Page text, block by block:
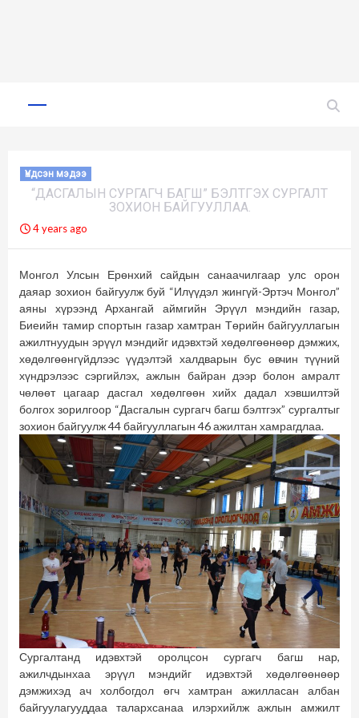
Primary
Үндсэн мэдээ
“ДАСГАЛЫН СУРГАГЧ БАГШ” БЭЛТГЭХ СУРГАЛТ
ЗОХИОН БАЙГУУЛЛАА.
4 years ago
Монгол Улсын Ерөнхий сайдын санаачилгаар улс орон
даяар зохион байгуулж буй “Илүүдэл жингүй-Эртэч Монгол”
аяны хүрээнд Архангай аймгийн Эрүүл мэндийн газар,
Биеийн тамир спортын газар хамтран Төрийн байгууллагын
ажилтнуудын эрүүл мэндийг идэвхтэй хөдөлгөөнөөр дэмжих,
хөдөлгөөнгүйдлээс үүдэлтэй халдварын бус өвчин түүний
хүндрэлээс сэргийлэх, ажлын байран дээр болон амралт
чөлөөт цагаар дасгал хөдөлгөөн хийх дадал хэвшилтэй
болгох зорилгоор “Дасгалын сургагч багш бэлтгэх” сургалтыг
зохион байгуулж 44 байгууллагын 46 ажилтан хамрагдлаа.
Сургалтанд идэвхтэй оролцсон сургагч багш нар,
ажилчдынхаа эрүүл мэндийг идэвхтэй хөдөлгөөнөөр
дэмжихэд ач холбогдол өгч хамтран ажилласан албан
байгуулагууддаа талархсанаа илэрхийлж ажлын амжилт